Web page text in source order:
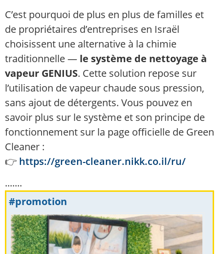
C’est pourquoi de plus en plus de familles et
de propriétaires d’entreprises en Israël
choisissent une alternative à la chimie
traditionnelle — le système de nettoyage à
vapeur GENIUS. Cette solution repose sur
l’utilisation de vapeur chaude sous pression,
sans ajout de détergents. Vous pouvez en
savoir plus sur le système et son principe de
fonctionnement sur la page officielle de Green
Cleaner :
👉 https://green-cleaner.nikk.co.il/ru/
.......
#promotion